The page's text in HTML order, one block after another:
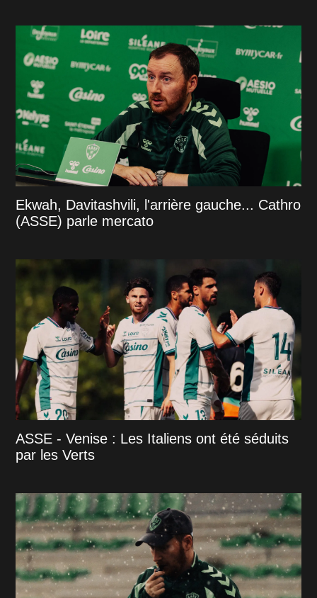
Ekwah, Davitashvili, l'arrière gauche... Cathro
(ASSE) parle mercato
ASSE - Venise : Les Italiens ont été séduits
par les Verts